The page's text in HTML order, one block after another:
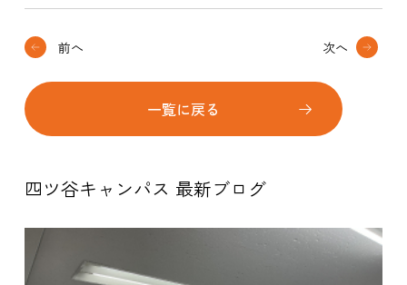
前へ
一覧に戻る
次へ
四ツ谷キャンパス 最新ブログ